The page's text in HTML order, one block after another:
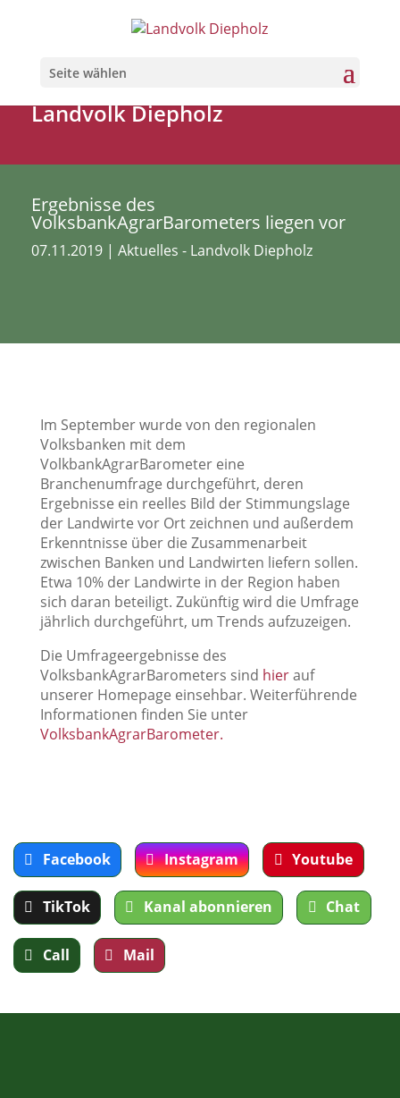
Seite wählen
Landvolk Diepholz
Ergebnisse des
VolksbankAgrarBarometers liegen vor
07.11.2019 | Aktuelles - Landvolk Diepholz
Im September wurde von den regionalen
Volksbanken mit dem
VolkbankAgrarBarometer eine
Branchenumfrage durchgeführt, deren
Ergebnisse ein reelles Bild der Stimmungslage
der Landwirte vor Ort zeichnen und außerdem
Erkenntnisse über die Zusammenarbeit
zwischen Banken und Landwirten liefern sollen.
Etwa 10% der Landwirte in der Region haben
sich daran beteiligt. Zukünftig wird die Umfrage
jährlich durchgeführt, um Trends aufzuzeigen.
Die Umfrageergebnisse des
VolksbankAgrarBarometers sind hierauf
unserer Homepage einsehbar. Weiterführende
Informationen finden Sie unter
VolksbankAgrarBarometer.
Facebook Instagram Youtube
TikTok Kanal abonnieren Chat
Call Mail